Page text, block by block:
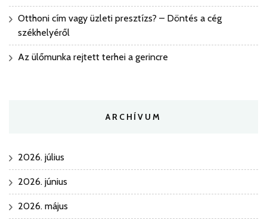
Otthoni cím vagy üzleti presztízs? – Döntés a cég
székhelyéről
Az ülőmunka rejtett terhei a gerincre
ARCHÍVUM
2026. július
2026. június
2026. május